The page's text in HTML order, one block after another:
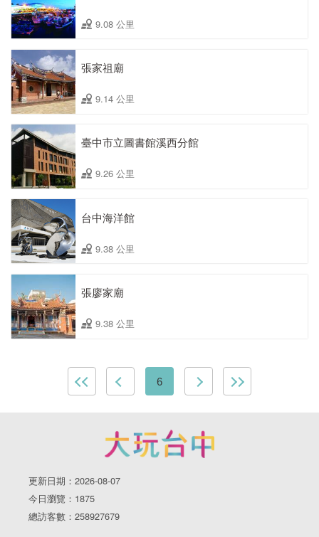
9.08 公里
張家祖廟
9.14 公里
臺中市立圖書館溪西分館
9.26 公里
台中海洋館
9.38 公里
張廖家廟
9.38 公里
6
更新日期：2026-08-07
今日瀏覽：1875
總訪客數：258927679